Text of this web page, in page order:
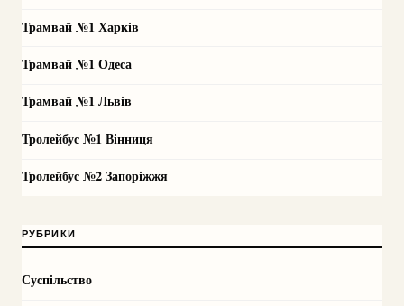
Трамвай №1 Харків
Трамвай №1 Одеса
Трамвай №1 Львів
Тролейбус №1 Вінниця
Тролейбус №2 Запоріжжя
РУБРИКИ
Суспільство